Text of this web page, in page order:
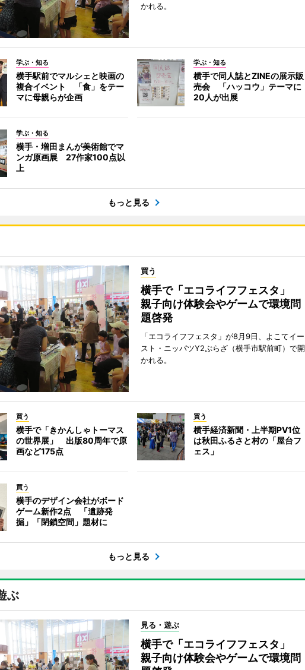
かれる。
学ぶ・知る
横手駅前でマルシェと映画の
複合イベント 「食」をテー
マに母親らが企画
学ぶ・知る
横手で同人誌とZINEの展示販
売会 「ハッコウ」テーマに
20人が出展
学ぶ・知る
横手・増田まんが美術館でマ
ンガ原画展 27作家100点以
上
もっと見る
買う
横手で「エコライフフェスタ」
親子向け体験会やゲームで環境問
題啓発
「エコライフフェスタ」が8月9日、よこてイー
スト・ニッパツY2ぷらざ（横手市駅前町）で開
かれる。
買う
横手で「きかんしゃトーマス
の世界展」 出版80周年で原
画など175点
買う
横手経済新聞・上半期PV1位
は秋田ふるさと村の「屋台フ
ェス」
買う
横手のデザイン会社がボード
ゲーム新作2点 「遺跡発
掘」「閉鎖空間」題材に
もっと見る
ぶ
見る・遊ぶ
横手で「エコライフフェスタ」
親子向け体験会やゲームで環境問